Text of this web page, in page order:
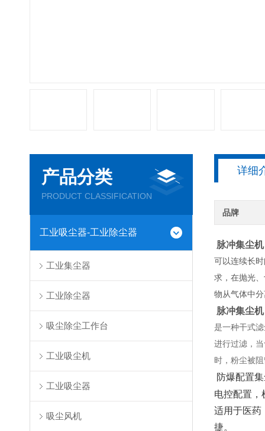
产品分类
PRODUCT CLASSIFICATION
工业吸尘器-工业除尘器
工业集尘器
工业除尘器
吸尘除尘工作台
工业吸尘机
工业吸尘器
吸尘风机
详细
品牌
脉冲集尘
可以连续长
求，在抛光
物从气体中
脉冲集尘
是一种干式
进行过滤，
时，粉尘被
防爆配置
电控配置，
适用于医药
捷。